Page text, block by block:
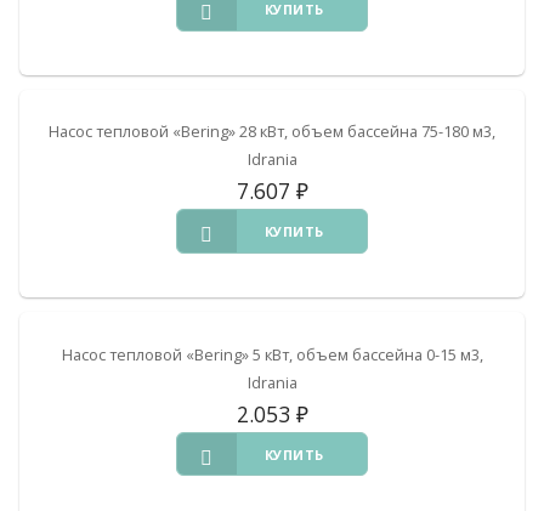
КУПИТЬ
Насос тепловой «Bering» 28 кВт, объем бассейна 75-180 м3,
Idrania
7.607 ₽
КУПИТЬ
Насос тепловой «Bering» 5 кВт, объем бассейна 0-15 м3,
Idrania
2.053 ₽
КУПИТЬ